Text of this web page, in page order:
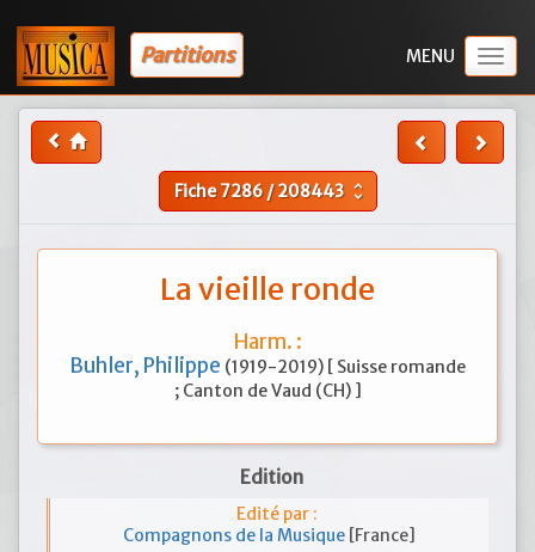
Partitions
Fiche7286/208443 unfold_more
La vieille ronde
Harm. :
Buhler, Philippe (1919-2019) [ Suisse romande
; Canton de Vaud (CH) ]
Edition
Edité par :
Compagnons de la Musique [France]